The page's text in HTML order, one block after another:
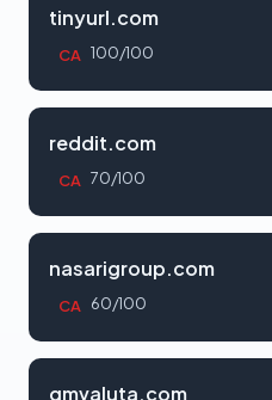
tinyurl.com
CA 100/100
reddit.com
CA 70/100
nasarigroup.com
CA 60/100
gmvaluta.com